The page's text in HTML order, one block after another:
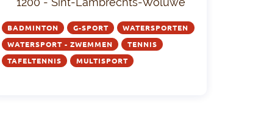
BADMINTON G-SPORT WATERSPORTEN
WATERSPORT - ZWEMMEN TENNIS
TAFELTENNIS MULTISPORT